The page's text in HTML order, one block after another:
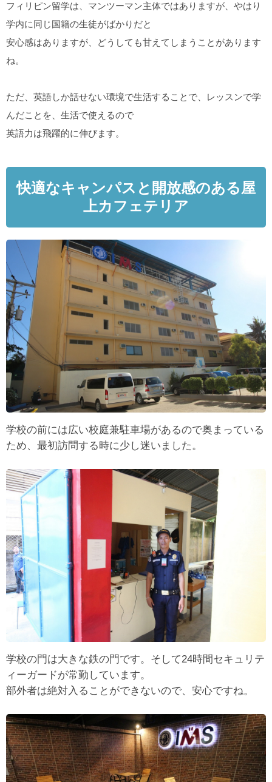
フィリピン留学は、マンツーマン主体ではありますが、やはり
学内に同じ国籍の生徒がばかりだと
安心感はありますが、どうしても甘えてしまうことがあります
ね。
ただ、英語しか話せない環境で生活することで、レッスンで学
んだことを、生活で使えるので
英語力は飛躍的に伸びます。
快適なキャンパスと開放感のある屋
上カフェテリア
学校の前には広い校庭兼駐車場があるので奥まっている
ため、最初訪問する時に少し迷いました。
学校の門は大きな鉄の門です。そして24時間セキュリテ
ィーガードが常勤しています。
部外者は絶対入ることができないので、安心ですね。